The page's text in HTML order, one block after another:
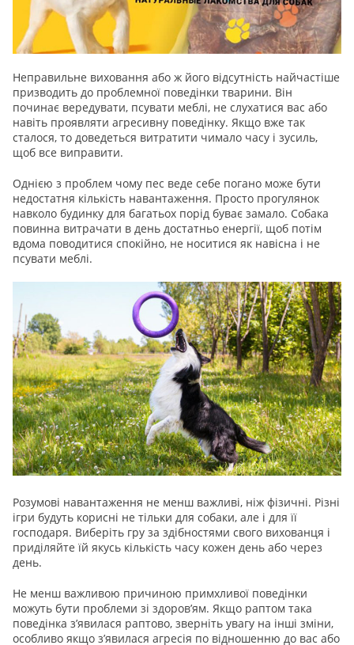
Неправильне виховання або ж його відсутність найчастіше
призводить до проблемної поведінки тварини. Він
починає вередувати, псувати меблі, не слухатися вас або
навіть проявляти агресивну поведінку. Якщо вже так
сталося, то доведеться витратити чимало часу і зусиль,
щоб все виправити.
Однією з проблем чому пес веде себе погано може бути
недостатня кількість навантаження. Просто прогулянок
навколо будинку для багатьох порід буває замало. Собака
повинна витрачати в день достатньо енергії, щоб потім
вдома поводитися спокійно, не носитися як навісна і не
псувати меблі.
Розумові навантаження не менш важливі, ніж фізичні. Різні
ігри будуть корисні не тільки для собаки, але і для її
господаря. Виберіть гру за здібностями свого вихованця і
приділяйте їй якусь кількість часу кожен день або через
день.
Не менш важливою причиною примхливої поведінки
можуть бути проблеми зі здоров’ям. Якщо раптом така
поведінка з’явилася раптово, зверніть увагу на інші зміни,
особливо якщо з’явилася агресія по відношенню до вас або